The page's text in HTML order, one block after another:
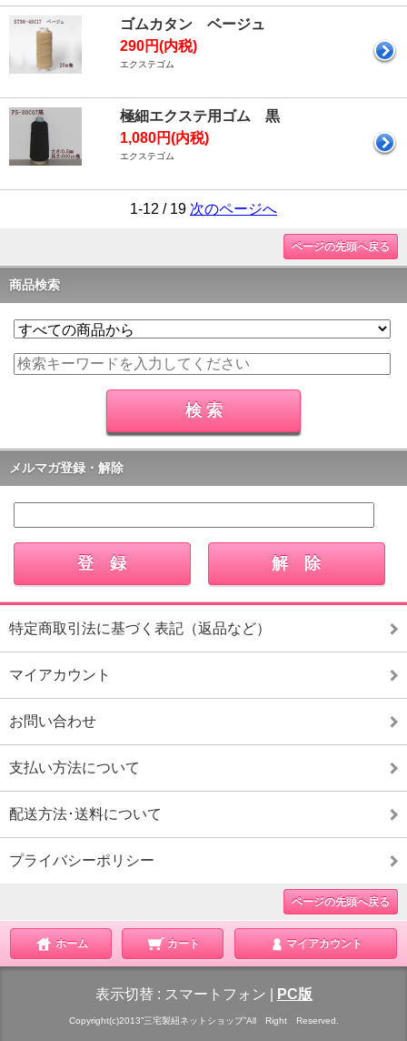
ゴムカタン ベージュ
290円(内税)
エクステゴム
極細エクステ用ゴム 黒
1,080円(内税)
エクステゴム
1-12 / 19 次のページへ
ページの先頭へ戻る
商品検索
メルマガ登録・解除
特定商取引法に基づく表記（返品など）
マイアカウント
お問い合わせ
支払い方法について
配送方法･送料について
プライバシーポリシー
ページの先頭へ戻る
ホーム カート マイアカウント
表示切替 : スマートフォン PC版
Copyright(c)2013”三宅製紐ネットショップ”All Right Reserved.